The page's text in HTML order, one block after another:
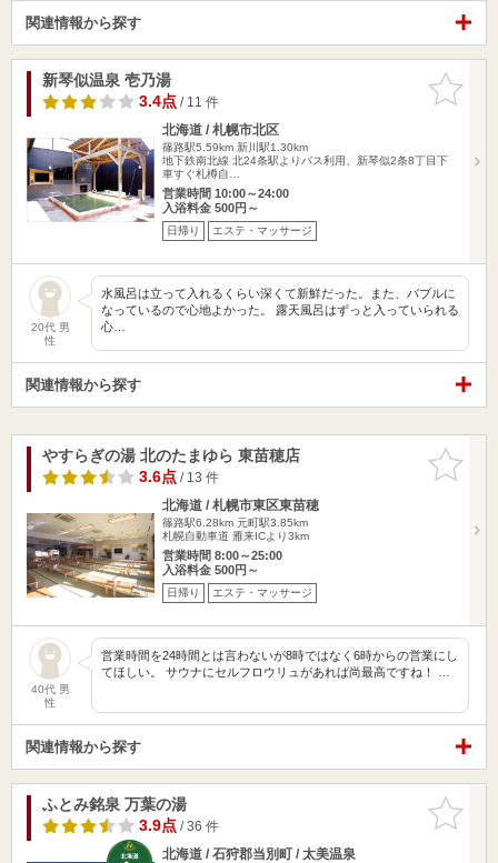
関連情報から探す
お気に入
りに追加
新琴似温泉 壱乃湯
3.4点/ 11 件
北海道 / 札幌市北区
篠路駅5.59km 新川駅1.30km
地下鉄南北線 北24条駅よりバス利用、新琴似2条8丁目下
車すぐ札樽自…
営業時間 10:00～24:00
入浴料金 500円～
日帰り エステ・マッサージ
20代 男
性
水風呂は立って入れるくらい深くて新鮮だった。また、バブルに
なっているので心地よかった。 露天風呂はずっと入っていられる
心…
関連情報から探す
お気に入
りに追加
やすらぎの湯 北のたまゆら 東苗穂店
3.6点/ 13 件
北海道 / 札幌市東区東苗穂
篠路駅6.28km 元町駅3.85km
札幌自動車道 雁来ICより3km
営業時間 8:00～25:00
入浴料金 500円～
日帰り エステ・マッサージ
40代 男
性
営業時間を24時間とは言わないが8時ではなく6時からの営業にし
てほしい。 サウナにセルフロウリュがあれば尚最高ですね！ …
関連情報から探す
お気に入
りに追加
ふとみ銘泉 万葉の湯
3.9点/ 36 件
北海道 / 石狩郡当別町 / 太美温泉